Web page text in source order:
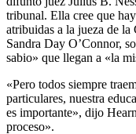
tribunal. Ella cree que
atribuidas a la jueza de la
Sandra Day O’Connor,
sabio» que llegan a «la
«Pero todos siempre
particulares, nuestra
es importante», dijo
proceso».